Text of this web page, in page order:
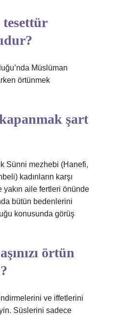
tesettür
Müslüman
örtünmek
şart
Sünni mezhebi (Hanefi,
kadınların karşı
yakın aile fertleri önünde
bütün bedenlerini
konusunda görüş
örtün
ve iffetlerini
Süslerini sadece